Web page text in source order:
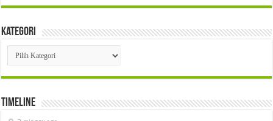
Kategori
Kategori
Timeline